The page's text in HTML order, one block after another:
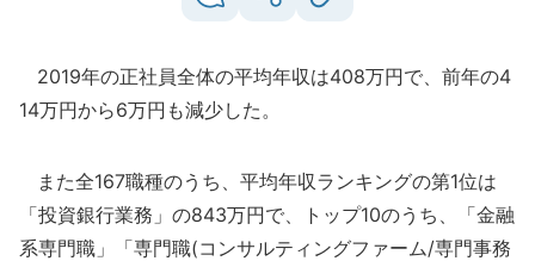
2019年の正社員全体の平均年収は408万円で、前年の4
14万円から6万円も減少した。
また全167職種のうち、平均年収ランキングの第1位は
「投資銀行業務」の843万円で、トップ10のうち、「金融
系専門職」「専門職(コンサルティングファーム/専門事務